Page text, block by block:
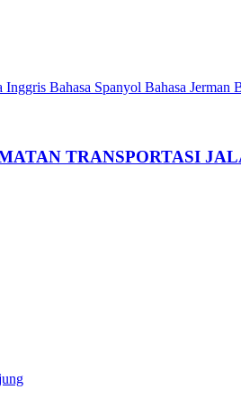
Inggris Bahasa Spanyol Bahasa Jerman
TRANSPORTASI